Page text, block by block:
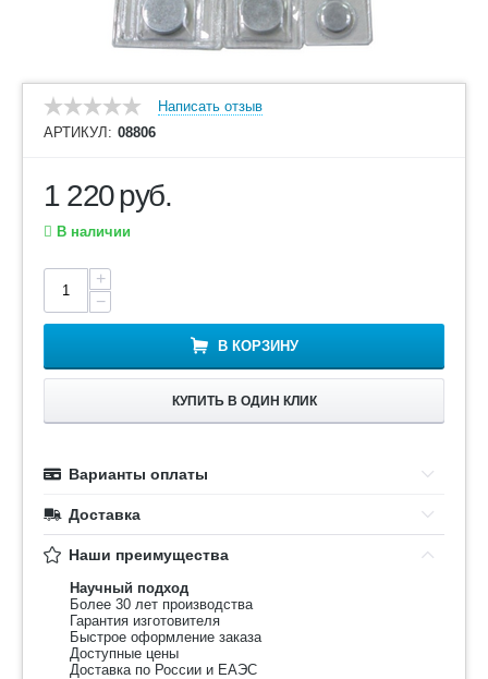
Написать отзыв
АРТИКУЛ: 08806
1 220руб.
В наличии
+
−
В КОРЗИНУ
КУПИТЬ В ОДИН КЛИК
Варианты оплаты
Доставка
Наши преимущества
Научный подход
Более 30 лет производства
Гарантия изготовителя
Быстрое оформление заказа
Доступные цены
Доставка по России и ЕАЭС